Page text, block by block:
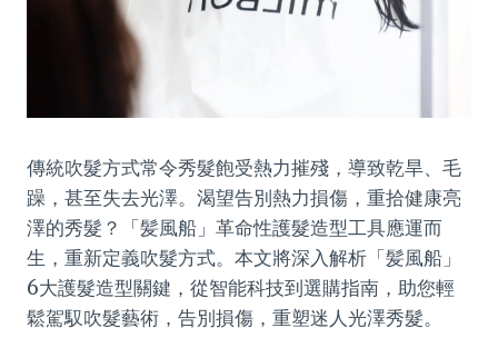
傳統吹髮方式常令秀髮飽受熱力摧殘，導致乾旱、毛
躁，甚至失去光澤。渴望告別熱力損傷，重拾健康亮
澤的秀髮？「髪風船」革命性護髮造型工具應運而
生，重新定義吹髮方式。本文將深入解析「髪風船」
6大護髮造型關鍵，從智能科技到選購指南，助您輕
鬆駕馭吹髮藝術，告別損傷，重塑迷人光澤秀髮。